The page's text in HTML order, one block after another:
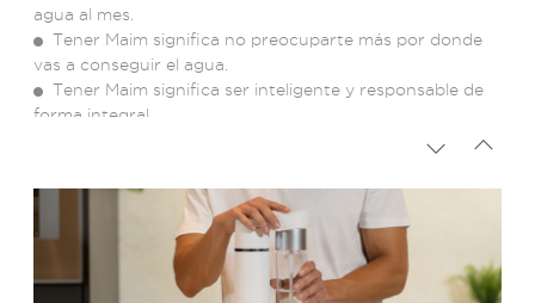
agua al mes.
Tener Maim significa no preocuparte más por donde
vas a conseguir el agua.
Tener Maim significa ser inteligente y responsable de
forma integral.